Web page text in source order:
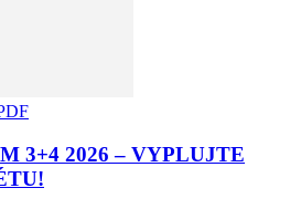
3+4 2026 – VYPLUJTE